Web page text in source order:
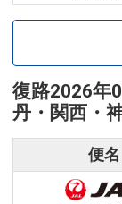
復路2026年
丹・関西・
便名